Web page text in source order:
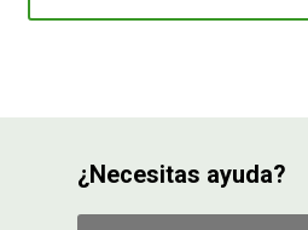
¿Necesitas ayuda?